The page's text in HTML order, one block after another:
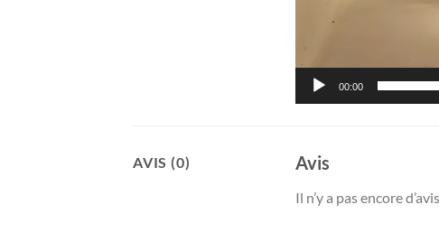
00:00
AVIS (0) Avis
Il n’y a pas encore